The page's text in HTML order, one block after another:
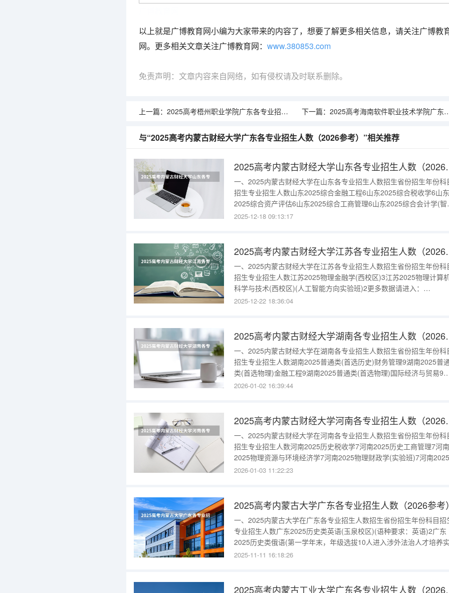
以上就是广博教育网小编为大家带来的内容了，想要了解更多相关信息，请关注广博教
网。更多相关文章关注广博教育网： www.380853.com
免责声明：文章内容来自网络，如有侵权请及时联系删除。
上一篇： 2025高考梧州职业学院广东各专业招生人数（2026参考） 下一篇： 2025高考海南软件职业技术学院广东各专业招生人数（2026参考）
与“2025高考内蒙古财经大学广东各专业招生人数（2026参考）”相关推荐
2025高考
一、2025内蒙古财经大学在山东各专业招生人数招生省份招生年份科
招生专业招生人数山东2025综合金融工程6山东2025综合税收学6山东
2025综合资产评估6山东2025综合工商管理6山东2025综合会计学(智
会计方向实验班)6山东2025综合财务管理6山东2025综合秘书学6山东
2025-12-18 09:13:17
2025高考
一、2025内蒙古财经大学在江苏各专业招生人数招生省份招生年份科
招生专业招生人数江苏2025物理金融学(西校区)3江苏2025物理计算
科学与技术(西校区)(人工智能方向实验班)2更多数据请进入：
{$cate_url}二、2024内蒙古财经大学在江苏各专业招生人数招生省份
2025-12-22 18:36:04
2025高考
一、2025内蒙古财经大学在湖南各专业招生人数招生省份招生年份科
招生专业招生人数湖南2025普通类(首选历史)财务管理9湖南2025普
类(首选物理)金融工程9湖南2025普通类(首选物理)国际经济与贸易9
南2025普通类(首选物理)统计学9湖南2025普通类(首选物理)计算机
2026-01-02 16:39:44
2025高考
一、2025内蒙古财经大学在河南各专业招生人数招生省份招生年份科
招生专业招生人数河南2025历史税收学7河南2025历史工商管理7河南
2025物理资源与环境经济学7河南2025物理财政学(实验班)7河南
理统计学7河南2025历史英语(只招英语语种的考生)6河南2025物理
2026-01-03 11:22:23
2025高考内蒙古大学广东各专业招生人数（2026参考
一、2025内蒙古大学在广东各专业招生人数招生省份招生年份科目招
专业招生人数广东2025历史类英语(玉泉校区)(语种要求：英语)2广东
2025历史类俄语(第一学年末，年级选拔10人进入涉外法治人才培养
班，攻读法学专业)(玉泉校区)(语种要求：英语+俄语)1广东2025历史
2025-11-11 16:18:26
2025高考